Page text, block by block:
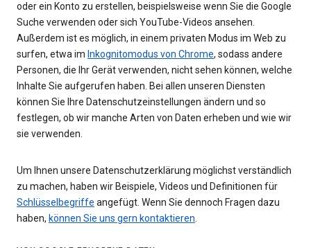
oder ein Konto zu erstellen, beispielsweise wenn Sie die Google
Suche verwenden oder sich YouTube-Videos ansehen.
Außerdem ist es möglich, in einem privaten Modus im Web zu
surfen, etwa im Inkognitomodus von Chrome, sodass andere
Personen, die Ihr Gerät verwenden, nicht sehen können, welche
Inhalte Sie aufgerufen haben. Bei allen unseren Diensten
können Sie Ihre Datenschutzeinstellungen ändern und so
festlegen, ob wir manche Arten von Daten erheben und wie wir
sie verwenden.
Um Ihnen unsere Datenschutzerklärung möglichst verständlich
zu machen, haben wir Beispiele, Videos und Definitionen für
Schlüsselbegriffe angefügt. Wenn Sie dennoch Fragen dazu
haben, können Sie uns gern kontaktieren.